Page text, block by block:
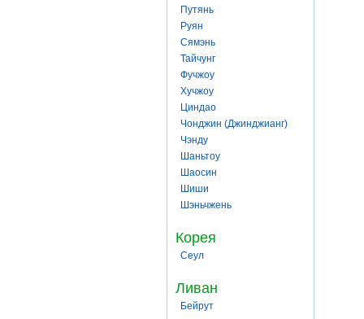
Путянь
Руян
Сямэнь
Тайчунг
Фучжоу
Хучжоу
Циндао
Чонджин (Джинджианг)
Чэнду
Шаньтоу
Шаосин
Шиши
Шэньчжень
Корея
Сеул
Ливан
Бейрут